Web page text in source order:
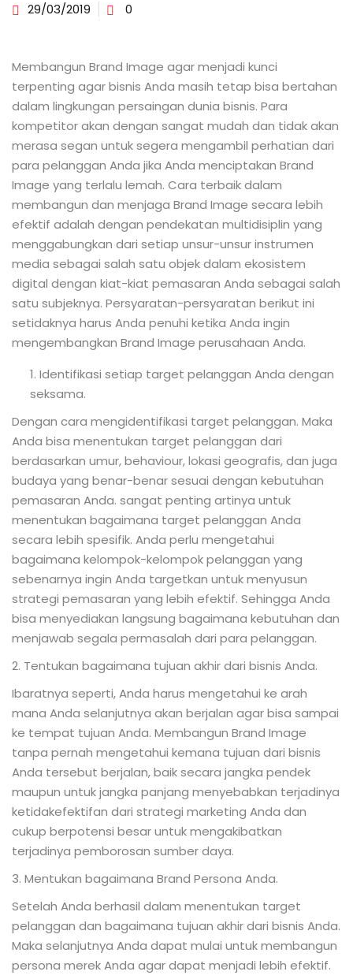
29/03/2019 0
Membangun Brand Image agar menjadi kunci
terpenting agar bisnis Anda masih tetap bisa bertahan
dalam lingkungan persaingan dunia bisnis. Para
kompetitor akan dengan sangat mudah dan tidak akan
merasa segan untuk segera mengambil perhatian dari
para pelanggan Anda jika Anda menciptakan Brand
Image yang terlalu lemah. Cara terbaik dalam
membangun dan menjaga Brand Image secara lebih
efektif adalah dengan pendekatan multidisiplin yang
menggabungkan dari setiap unsur-unsur instrumen
media sebagai salah satu objek dalam ekosistem
digital dengan kiat-kiat pemasaran Anda sebagai salah
satu subjeknya. Persyaratan-persyaratan berikut ini
setidaknya harus Anda penuhi ketika Anda ingin
mengembangkan Brand Image perusahaan Anda.
1. Identifikasi setiap target pelanggan Anda dengan
seksama.
Dengan cara mengidentifikasi target pelanggan. Maka
Anda bisa menentukan target pelanggan dari
berdasarkan umur, behaviour, lokasi geografis, dan juga
budaya yang benar-benar sesuai dengan kebutuhan
pemasaran Anda. sangat penting artinya untuk
menentukan bagaimana target pelanggan Anda
secara lebih spesifik. Anda perlu mengetahui
bagaimana kelompok-kelompok pelanggan yang
sebenarnya ingin Anda targetkan untuk menyusun
strategi pemasaran yang lebih efektif. Sehingga Anda
bisa menyediakan langsung bagaimana kebutuhan dan
menjawab segala permasalah dari para pelanggan.
2. Tentukan bagaimana tujuan akhir dari bisnis Anda.
Ibaratnya seperti, Anda harus mengetahui ke arah
mana Anda selanjutnya akan berjalan agar bisa sampai
ke tempat tujuan Anda. Membangun Brand Image
tanpa pernah mengetahui kemana tujuan dari bisnis
Anda tersebut berjalan, baik secara jangka pendek
maupun untuk jangka panjang menyebabkan terjadinya
ketidakefektifan dari strategi marketing Anda dan
cukup berpotensi besar untuk mengakibatkan
terjadinya pemborosan sumber daya.
3. Mentukan bagaimana Brand Persona Anda.
Setelah Anda berhasil dalam menentukan target
pelanggan dan bagaimana tujuan akhir dari bisnis Anda.
Maka selanjutnya Anda dapat mulai untuk membangun
persona merek Anda agar dapat menjadi lebih efektif.